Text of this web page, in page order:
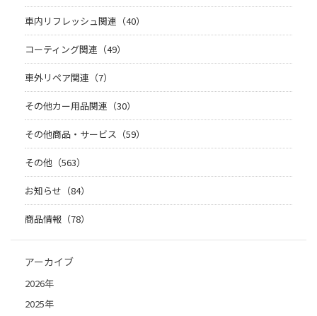
車内リフレッシュ関連（40）
コーティング関連（49）
車外リペア関連（7）
その他カー用品関連（30）
その他商品・サービス（59）
その他（563）
お知らせ（84）
商品情報（78）
アーカイブ
2026年
2025年